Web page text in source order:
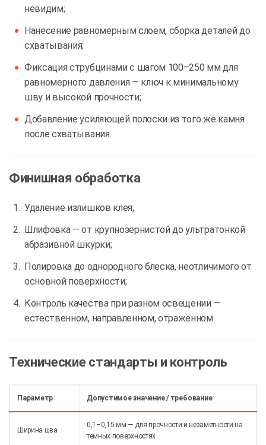
невидим;
Нанесение равномерным слоем, сборка деталей до
схватывания;
Фиксация струбцинами с шагом 100–250 мм для
равномерного давления — ключ к минимальному
шву и высокой прочности;
Добавление усиляющей полоски из того же камня
после схватывания.
Финишная обработка
Удаление излишков клея;
Шлифовка — от крупнозернистой до ультратонкой
абразивной шкурки;
Полировка до однородного блеска, неотличимого от
основной поверхности;
Контроль качества при разном освещении —
естественном, направленном, отражённом
Технические стандарты и контроль
Параметр Допустимое значение / требование
Ширина шва
0,1–0,15 мм — для прочности и незаметности на
темных поверхностях